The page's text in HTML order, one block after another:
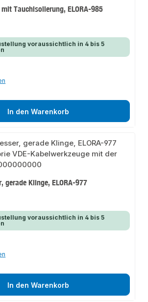
mit Tauchisolierung, ELORA-985
voraussichtlich in 4 bis 5
In den Warenkorb
gerade Klinge, ELORA-977
voraussichtlich in 4 bis 5
In den Warenkorb